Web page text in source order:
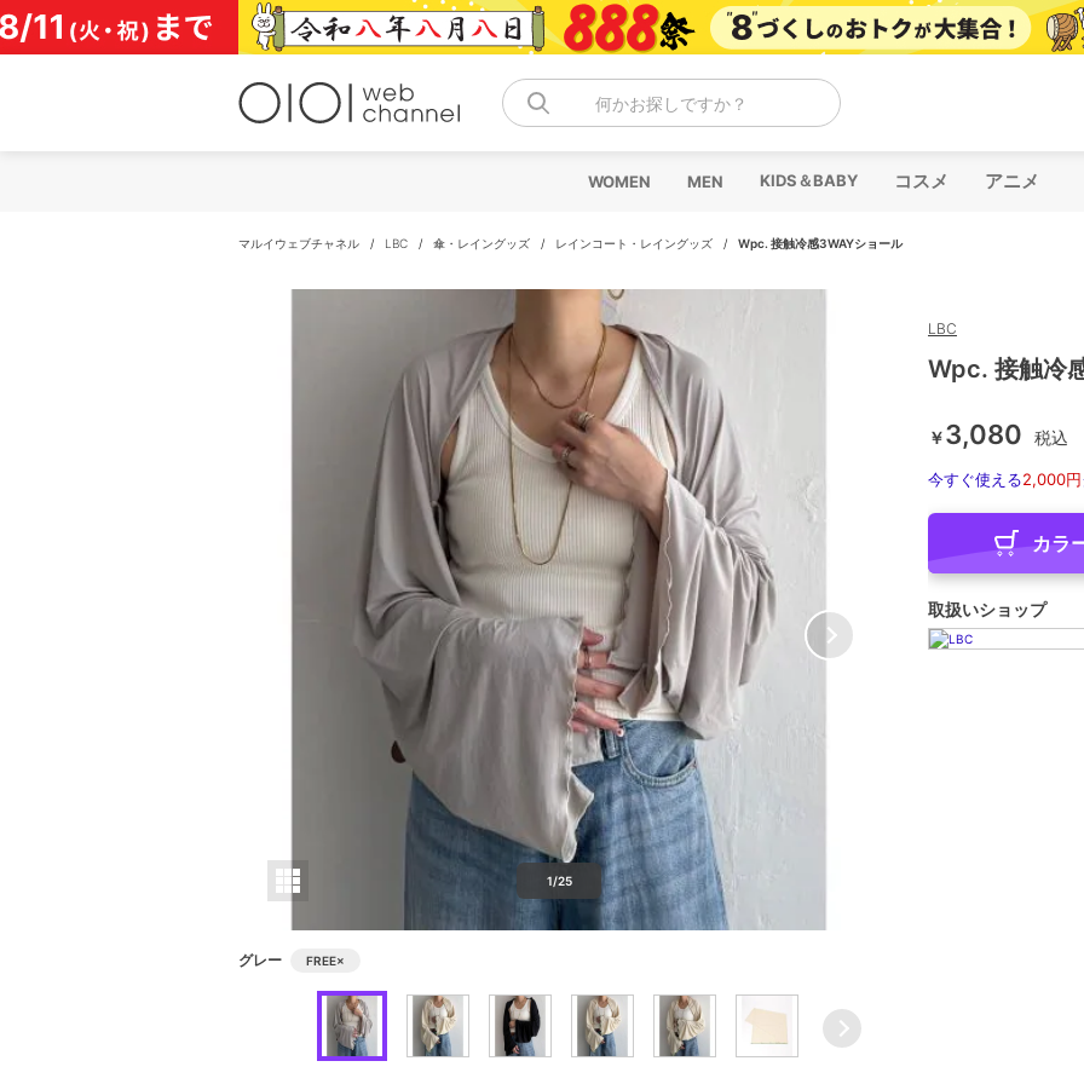
コ
ン
テ
何かお探しですか？
WOMEN MEN KIDS＆BABY コスメ アニメ
マルイウェブチャネル / LBC / 傘・レイングッズ / レインコート・レイングッズ / Wpc. 接触冷感3WAYショール
1/25
グレー FREE×
LBC
Wpc. 接触冷
￥3,080 税込
今すぐ使える2,000円
カラ
取扱いショップ